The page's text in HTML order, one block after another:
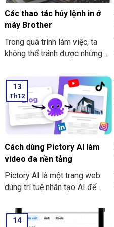
Các thao tác hủy lệnh in ở
máy Brother
Trong quá trình làm việc, ta
không thể tránh được những
Sẽ có lúc bạn lỡ tay nhấn in
nhầm, nhấn nhầm file hay là lỡ
tay nhấn chọn in ra nhiều bản
hơn. Các thao tác hủy lệnh in ở
máy Brother là hủy, không cần
in thêm tài liệu tiếp nữa. Và
việc thực hiện hủy lệnh in là
điều tốt nhất nhằm tránh sự
lãng phí thời gian.
13
Th12
Cách dùng Pictory AI làm
video đa nền tảng
Pictory AI là một trang web
dùng trí tuệ nhân tạo AI để
người sử dụng. Bạn có thể tiến
hành thực hiện làm video cho
14